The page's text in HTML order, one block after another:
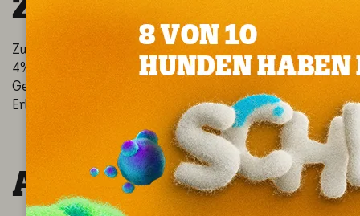
Zusammensetzung: Getreide** (u.a. Vollkornweizen
4%), Öle und Fette, pflanzliche Nebenerzeugnisse (u.a.
Gemüse** (u.a. Kombination aus getrockneten Erbsen
Erbsen und Karotten 4%), Hefe (u.a. Bierhefe 0.4%).
ANALYTISCHE